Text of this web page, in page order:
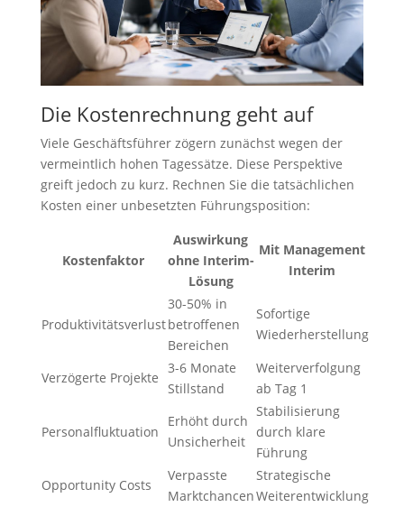
Die Kostenrechnung geht auf
Viele Geschäftsführer zögern zunächst wegen der
vermeintlich hohen Tagessätze. Diese Perspektive
greift jedoch zu kurz. Rechnen Sie die tatsächlichen
Kosten einer unbesetzten Führungsposition:
Kostenfaktor
Auswirkung
ohne Interim-
Lösung
Mit Management
Interim
Produktivitätsverlust
30-50% in
betroffenen
Bereichen
Sofortige
Wiederherstellung
Verzögerte Projekte
3-6 Monate
Stillstand
Weiterverfolgung
ab Tag 1
Personalfluktuation
Erhöht durch
Unsicherheit
Stabilisierung
durch klare
Führung
Opportunity Costs
Verpasste
Marktchancen
Strategische
Weiterentwicklung